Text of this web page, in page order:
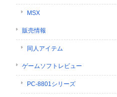
MSX
販売情報
同人アイテム
ゲームソフトレビュー
PC-8801シリーズ